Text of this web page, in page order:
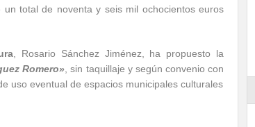
total de noventa y seis mil ochocientos euros
, Rosario Sánchez Jiménez, ha propuesto la
Romero» , sin taquillaje y según convenio con
uso eventual de espacios municipales culturales